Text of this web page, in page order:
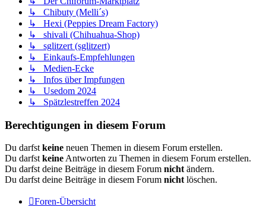
↳ Chibuty (Melli´s)
↳ Hexi (Peppies Dream Factory)
↳ shivali (Chihuahua-Shop)
↳ sglitzert (sglitzert)
↳ Einkaufs-Empfehlungen
↳ Medien-Ecke
↳ Infos über Impfungen
↳ Usedom 2024
↳ Spätzlestreffen 2024
Berechtigungen in diesem Forum
Du darfst keine neuen Themen in diesem Forum erstellen.
Du darfst keine Antworten zu Themen in diesem Forum erstellen.
Du darfst deine Beiträge in diesem Forum nicht ändern.
Du darfst deine Beiträge in diesem Forum nicht löschen.
Foren-Übersicht